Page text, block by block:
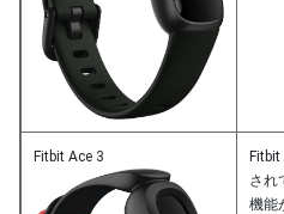
Fitbit Ace 3
され
機能